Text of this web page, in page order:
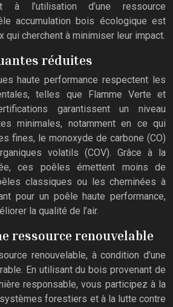
l’utilisation d’une ressource
accumulation bois écologique est
qui cherchent à minimiser leur impact.
réduites
haute performance respectent les
telles que Flamme Verte et
garantissent un niveau
minimales, notamment en ce qui
fines, le monoxyde de carbone (CO)
volatils (COV). Grâce à la
ces poêles émettent moins de
classiques ou les cheminées à
pour un poêle haute performance,
la qualité de l’air.
ressource renouvelable
renouvelable, à condition d’une
En utilisant du bois provenant de
responsable, vous participez à la
forestiers et à la lutte contre